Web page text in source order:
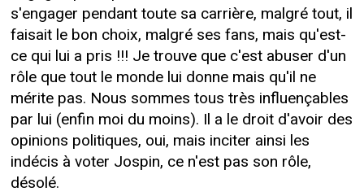
s'engager pendant toute sa carrière, malgré tout, il
faisait le bon choix, malgré ses fans, mais qu'est-
ce qui lui a pris !!! Je trouve que c'est abuser d'un
rôle que tout le monde lui donne mais qu'il ne
mérite pas. Nous sommes tous très influençables
par lui (enfin moi du moins). Il a le droit d'avoir des
opinions politiques, oui, mais inciter ainsi les
indécis à voter Jospin, ce n'est pas son rôle,
désolé.